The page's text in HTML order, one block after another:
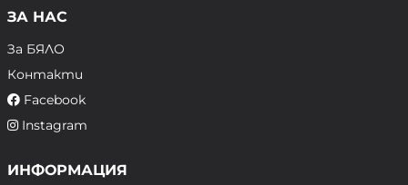
ЗА НАС
За БЯЛО
Контакти
Facebook
Instagram
ИНФОРМАЦИЯ